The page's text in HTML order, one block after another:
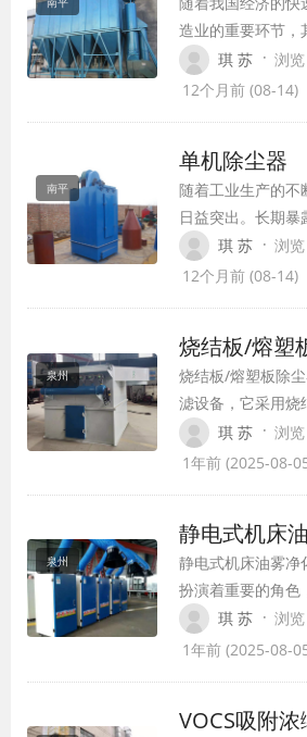
造业的重要环节，
同时也带来了环境
产过程中会产生大
收尘设备的选择和
琪 苏 · 浏
12个月前 (08-14)
南平
单机除尘器
随着工业生产的不
日益突出。长期暴
人的健康受到威胁
劣而受到影响。因
能，成为企业的环
琪 苏 · 浏
12个月前 (08-14)
泉州
烧结板/熔塑
烧结板/熔塑板除
滤设备，它采用烧
元件，具有高效、
被广泛应用于冶金
琪 苏 · 浏
1年前 (2025-08-
泉州
静电式机床
静电式机床油雾净
扮演着重要的角色
业，如CNC数控车
些机床在加工过程
雾，确保车间空气
琪 苏 · 浏
1年前 (2025-08-
VOCS吸附